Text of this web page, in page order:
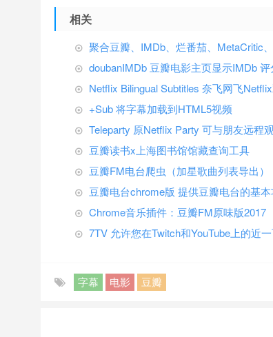
相关
聚合豆瓣、IMDb、烂番茄、MetaCritic
doubanIMDb 豆瓣电影主页显示IMDb 评
Netflix Bilingual Subtitles 奈飞网飞
+Sub 将字幕加载到HTML5视频
Teleparty 原Netflix Party 可与朋友远程
豆瓣读书x上海图书馆馆藏查询工具
豆瓣FM电台爬虫（加星歌曲列表导出）
豆瓣电台chrome版 提供豆瓣电台的基
Chrome音乐插件：豆瓣FM原味版2017
7TV 允许您在Twitch和YouTube上的近
字幕 电影 豆瓣